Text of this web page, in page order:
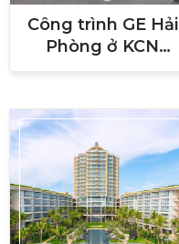
Công trình GE Hải
Phòng ở KCN